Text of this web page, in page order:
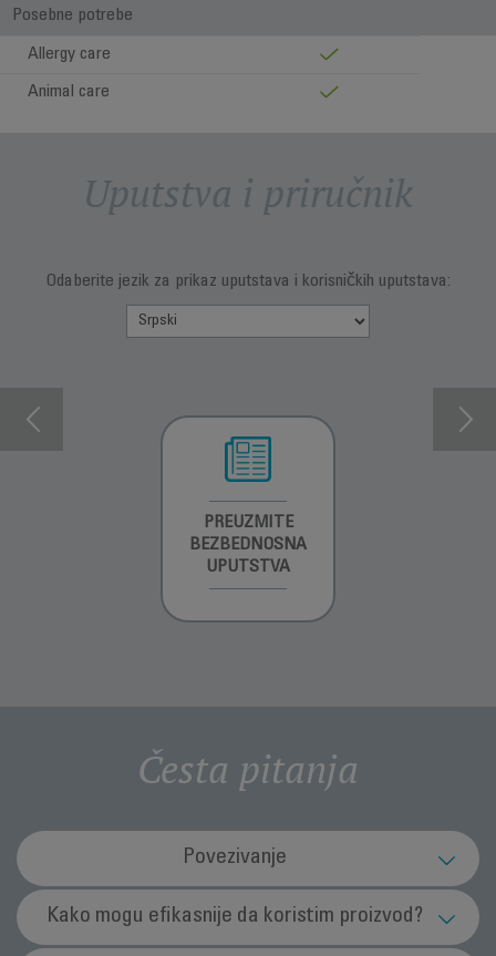
Posebne potrebe
Allergy care
Animal care
Uputstva i priručnik
Odaberite jezik za prikaz uputstava i korisničkih uputstava:
PREUZMITE
BEZBEDNOSNA
UPUTSTVA
Česta pitanja
Povezivanje
Kako da povežem robot usisivač sa
aplikacijom Alexa / Google glasovni
Kako mogu efikasnije da koristim proizvod?